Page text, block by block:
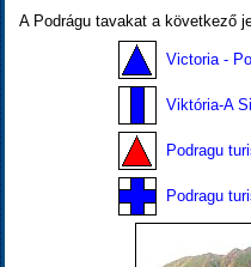
A Podrágu tavakat a következő
Victoria -
Viktória-A
Podragu
Podragu